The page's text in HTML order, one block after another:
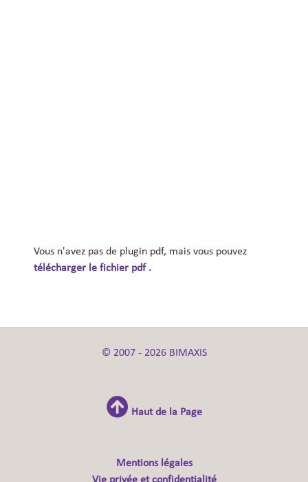
Vous n'avez pas de plugin pdf, mais vous pouvez
télécharger le fichier pdf .
© 2007 - 2026 BIMAXIS
Haut de la Page
Mentions légales